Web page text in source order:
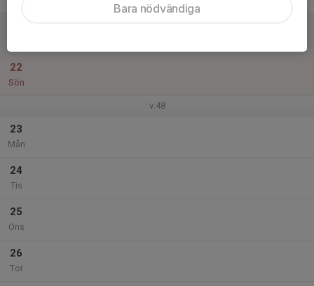
22
Sön
v.48
23
Mån
24
Tis
25
Ons
26
Tor
Bara nödvändiga